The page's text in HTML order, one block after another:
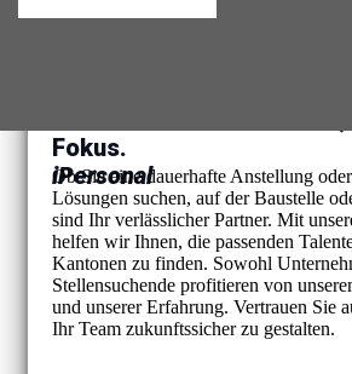
Fokus.
iPersonal
Ob Sie eine dauerhafte Anstellung
Lösungen suchen, auf der Baustelle
sind Ihr verlässlicher Partner. Mit
helfen wir Ihnen, die passenden
Kantonen zu finden. Sowohl
Stellensuchende profitieren von
und unserer Erfahrung. Vertrauen Sie
Ihr Team zukunftssicher zu gestalten.